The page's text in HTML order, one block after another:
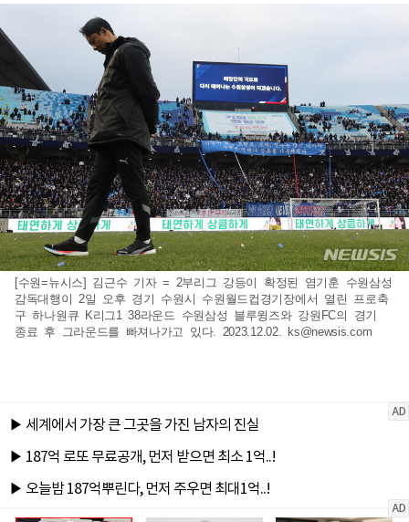
[수원=뉴시스] 김근수 기자 = 2부리그 강등이 확정된 염기훈 수원삼성
감독대행이 2일 오후 경기 수원시 수원월드컵경기장에서 열린 프로축
구 하나원큐 K리그1 38라운드 수원삼성 블루윙즈와 강원FC의 경기
종료 후 그라운드를 빠져나가고 있다. 2023.12.02. ks@newsis.com